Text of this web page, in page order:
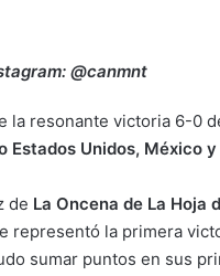
@canmnt
la resonante victoria 6-0
Estados Unidos, México
de La Oncena de La Hoja
la primera
sumar puntos en sus